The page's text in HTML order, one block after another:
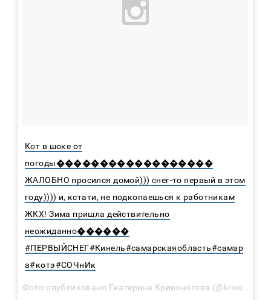
Кот в шоке от
погоды������������������
ЖАЛОБНО просился домой))) снег-то первый в этом
году)))) и, кстати, не подкопаешься к работникам
ЖКХ! Зима пришла действительно
неожиданно������
#ПЕРВЫЙСНЕГ#Кинель#самарскаяобласть#самар
а#котэ#СОЧнИк
Фото опубликовано Екатерина Кривоногова (@krivonojka)